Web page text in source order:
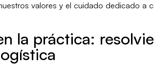
valores y el cuidado dedicado a
la práctica: